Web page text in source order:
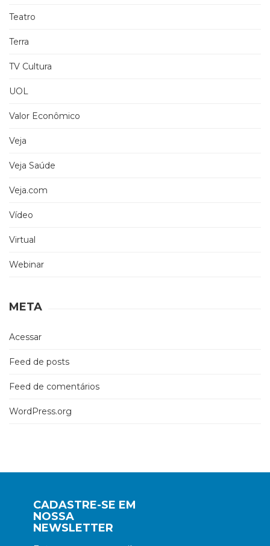
Teatro
Terra
TV Cultura
UOL
Valor Econômico
Veja
Veja Saúde
Veja.com
Vídeo
Virtual
Webinar
META
Acessar
Feed de posts
Feed de comentários
WordPress.org
CADASTRE-SE EM
NOSSA
NEWSLETTER